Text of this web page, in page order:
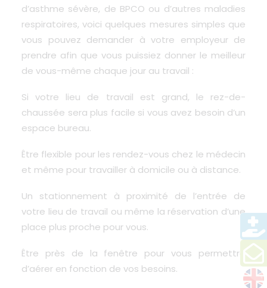
d’asthme sévère, de BPCO ou d’autres maladies
respiratoires, voici quelques mesures simples que
vous pouvez demander à votre employeur de
prendre afin que vous puissiez donner le meilleur
de vous-même chaque jour au travail :
Si votre lieu de travail est grand, le rez-de-
chaussée sera plus facile si vous avez besoin d’un
espace bureau.
Être flexible pour les rendez-vous chez le médecin
et même pour travailler à domicile ou à distance.
Un stationnement à proximité de l’entrée de
votre lieu de travail ou même la réservation d’une
place plus proche pour vous.
Être près de la fenêtre pour vous permettre
d’aérer en fonction de vos besoins.